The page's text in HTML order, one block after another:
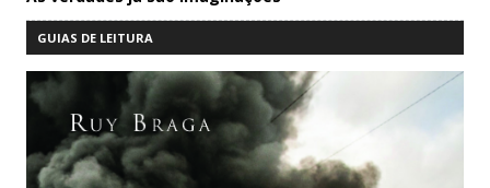
GUIAS DE LEITURA